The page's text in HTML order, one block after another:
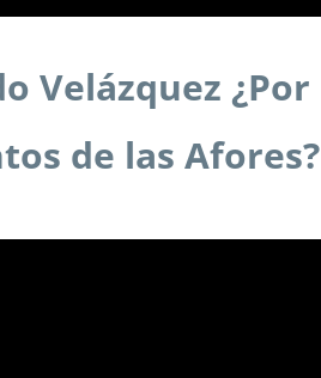
Velázquez ¿Por
de las Afores?